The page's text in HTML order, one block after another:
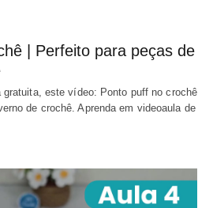
| Perfeito para peças de
gratuita, este vídeo: Ponto puff no crochê
de crochê. Aprenda em videoaula de